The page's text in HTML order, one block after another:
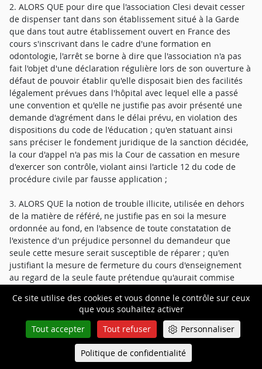
Ce site utilise des cookies et vous donne le contrôle sur ceux
que vous souhaitez activer
Tout accepter
Tout refuser Personnaliser
Politique de confidentialité
2. ALORS QUE pour dire que l'association Clesi devait cesser
de dispenser tant dans son établissement situé à la Garde
que dans tout autre établissement ouvert en France des
cours s'inscrivant dans le cadre d'une formation en
odontologie, l'arrêt se borne à dire que l'association n'a pas
fait l'objet d'une déclaration régulière lors de son ouverture à
défaut de pouvoir établir qu'elle disposait bien des facilités
légalement prévues dans l'hôpital avec lequel elle a passé
une convention et qu'elle ne justifie pas avoir présenté une
demande d'agrément dans le délai prévu, en violation des
dispositions du code de l'éducation ; qu'en statuant ainsi
sans préciser le fondement juridique de la sanction décidée,
la cour d'appel n'a pas mis la Cour de cassation en mesure
d'exercer son contrôle, violant ainsi l'article 12 du code de
procédure civile par fausse application ;
3. ALORS QUE la notion de trouble illicite, utilisée en dehors
de la matière de référé, ne justifie pas en soi la mesure
ordonnée au fond, en l'absence de toute constatation de
l'existence d'un préjudice personnel du demandeur que
seule cette mesure serait susceptible de réparer ; qu'en
justifiant la mesure de fermeture du cours d'enseignement
au regard de la seule faute prétendue qu'aurait commise
législatives ou réglementaires, sans constater le préjudice
subi par la FSDL, ni a fortiori la proportion de la mesure
ordonnée au préjudice subi, la cour d'appel a privé sa
décision de base légale au regard des articles 1240 nouveau
et suivants du code civil ;
Queue-Fair